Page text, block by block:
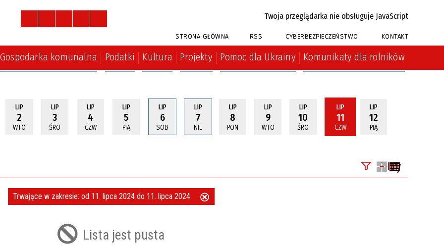
Twoja przeglądarka nie obsługuje JavaScript
STRONA GŁÓWNA RSS CYBERBEZPIECZEŃSTWO KONTAKT
Gospodarka komunalna Podatki Kultura Projekty Pomoc dla Ukrainy Komunikaty dla rolników
LIP
2
WTO
LIP
3
ŚRO
LIP
4
CZW
LIP
5
PIĄ
LIP
6
SOB
LIP
7
NIE
LIP
8
PON
LIP
9
WTO
LIP
10
ŚRO
LIP
11
CZW
LIP
12
PIĄ
Filtry
Trwające w zakresie: od 11. lipca 2024 do 11. lipca 2024
Lista jest pusta